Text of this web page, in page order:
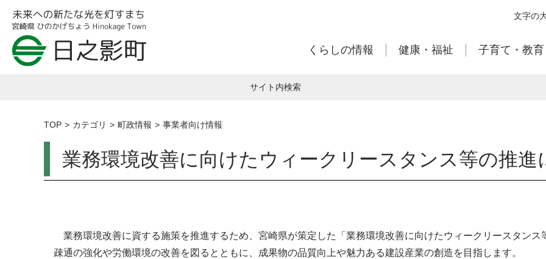
文字の
くらしの情報 健康・福祉 子育て・教育
サイト内検索
TOP カテゴリ 町政情報 事業者向け情報
業務環境改善に向けたウィークリースタンス等の推進
業務環境改善に資する施策を推進するため、宮崎県が策定した「業務環境改善に向けたウィークリースタン
疎通の強化や労働環境の改善を図るとともに、成果物の品質向上や魅力ある建設産業の創造を目指します。